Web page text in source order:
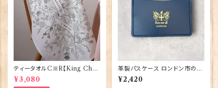
ティータオルCⅢR【King Char
lesⅢ Coronation】Victoria
Eggs 50129
¥3,080
革製パスケース ロンドン市の紋
章入り【Navy】R.C.Brady 90
381-Navy
¥2,420